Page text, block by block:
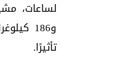
و186
تأثيرًا.